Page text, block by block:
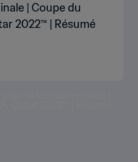
| Coupe du
2022™ | Résumé